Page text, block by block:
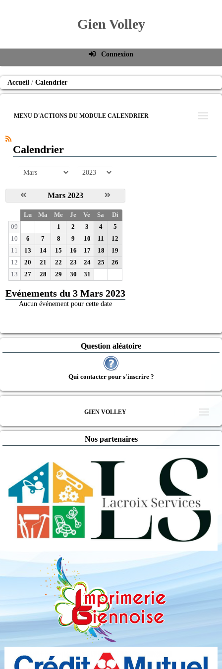
Gien Volley
Connexion
Identifiant de connexion
Mot de passe oublié
Question aléatoire
Qui contacter pour s'inscrire ?
GIEN VOLLEY
Accueil Calendrier
MENU D'ACTIONS DU MODULE CALENDRIER
Calendrier
mois année
Mars 2023
e
Lu Ma Me Je Ve Sa
Di
09
1 2 3 4
5
10
6 7 8 9 10 11
12
11
13 14 15 16 17 18
19
12
20 21 22 23 24 25
26
13
27 28 29 30 31
Evénements du 3 Mars 2023
Aucun événement pour cette date
Nos partenaires